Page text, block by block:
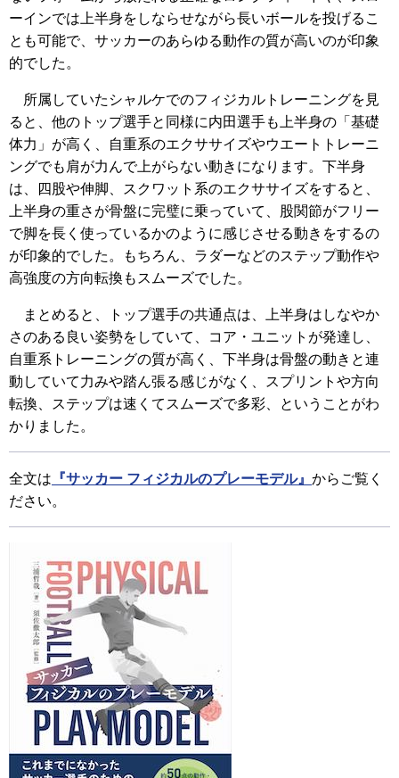
ーインでは上半身をしならせながら長いボールを投げるこ
とも可能で、サッカーのあらゆる動作の質が高いのが印象
的でした。
所属していたシャルケでのフィジカルトレーニングを見
ると、他のトップ選手と同様に内田選手も上半身の「基礎
体力」が高く、自重系のエクササイズやウエートトレーニ
ングでも肩が力んで上がらない動きになります。下半身
は、四股や伸脚、スクワット系のエクササイズをすると、
上半身の重さが骨盤に完璧に乗っていて、股関節がフリー
で脚を長く使っているかのように感じさせる動きをするの
が印象的でした。もちろん、ラダーなどのステップ動作や
高強度の方向転換もスムーズでした。
まとめると、トップ選手の共通点は、上半身はしなやか
さのある良い姿勢をしていて、コア・ユニットが発達し、
自重系トレーニングの質が高く、下半身は骨盤の動きと連
動していて力みや踏ん張る感じがなく、スプリントや方向
転換、ステップは速くてスムーズで多彩、ということがわ
かりました。
全文は 『サッカー フィジカルのプレーモデル』 からご覧く
ださい。